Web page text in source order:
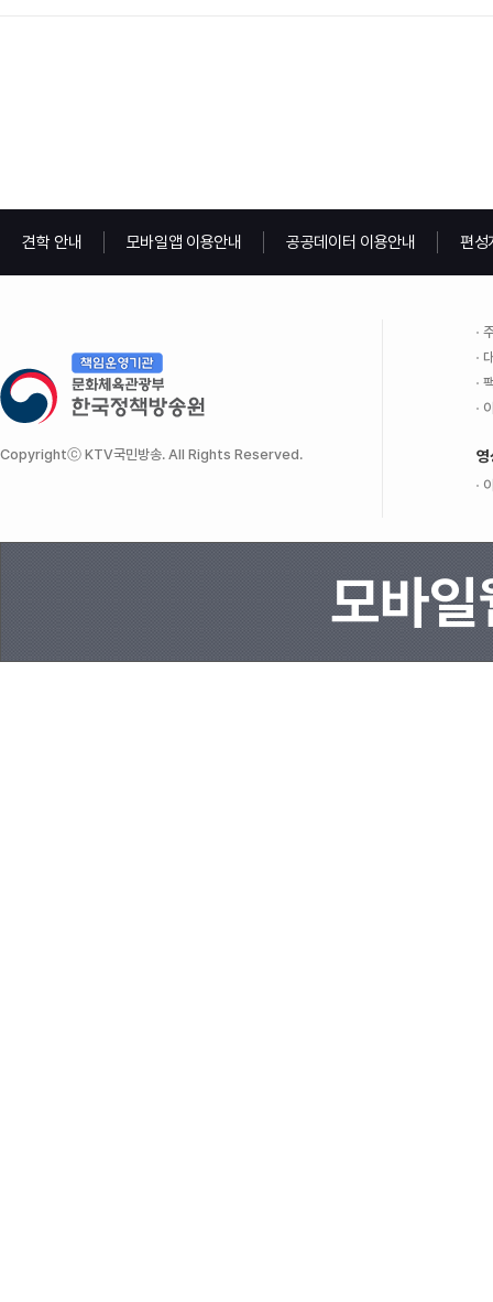
견학 안내 모바일앱 이용안내 공공데이터 이용안내 편성
Copyrightⓒ KTV국민방송. All Rights Reserved. 영
모바